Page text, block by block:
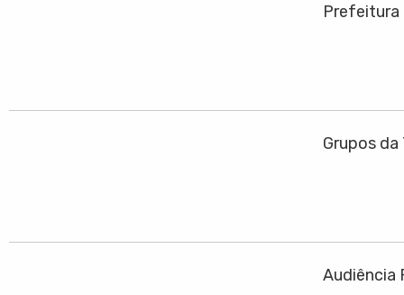
Prefeitura
Grupos
Audiência